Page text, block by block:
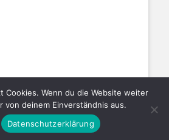
2026Schachfreunde Drensteinfurt
Datenschutzerklärung
Cookies. Wenn du die Website weiter
von deinem Einverständnis aus.
Datenschutzerklärung